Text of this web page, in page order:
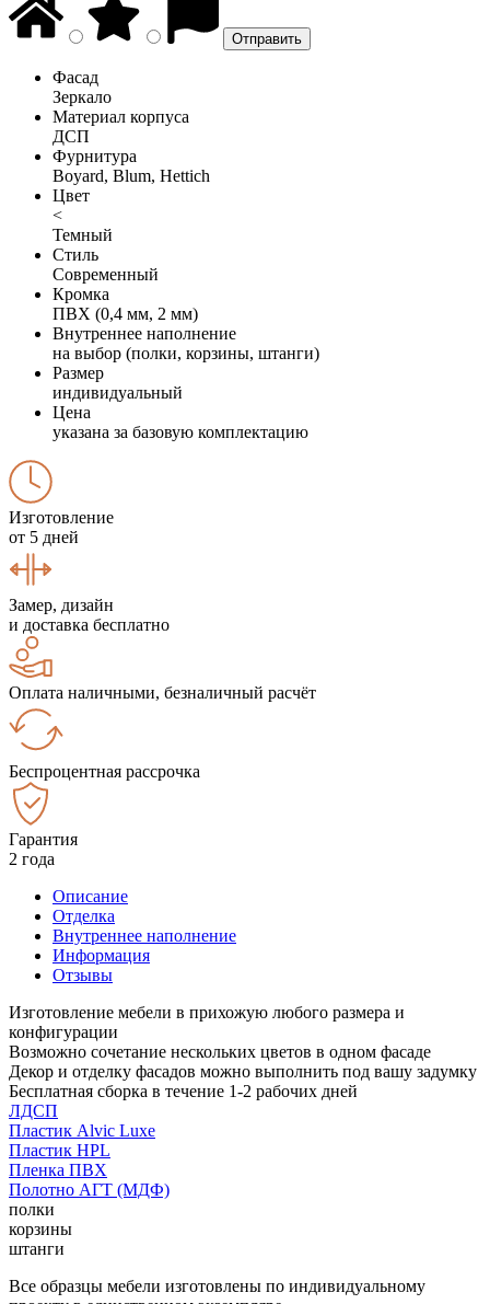
Фасад
Зеркало
Материал корпуса
ДСП
Фурнитура
Boyard, Blum, Hettich
Цвет
<
Темный
Стиль
Современный
Кромка
ПВХ (0,4 мм, 2 мм)
Внутреннее наполнение
на выбор (полки, корзины, штанги)
Размер
индивидуальный
Цена
указана за базовую комплектацию
Изготовление
от 5 дней
Замер, дизайн
и доставка бесплатно
Оплата наличными, безналичный расчёт
Беспроцентная рассрочка
Гарантия
2 года
Описание
Отделка
Внутреннее наполнение
Информация
Отзывы
Изготовление мебели в прихожую любого размера и
конфигурации
Возможно сочетание нескольких цветов в одном фасаде
Декор и отделку фасадов можно выполнить под вашу задумку
Бесплатная сборка в течение 1-2 рабочих дней
ЛДСП
Пластик Alvic Luxe
Пластик HPL
Пленка ПВХ
Полотно АГТ (МДФ)
полки
корзины
штанги
Все образцы мебели изготовлены по индивидуальному